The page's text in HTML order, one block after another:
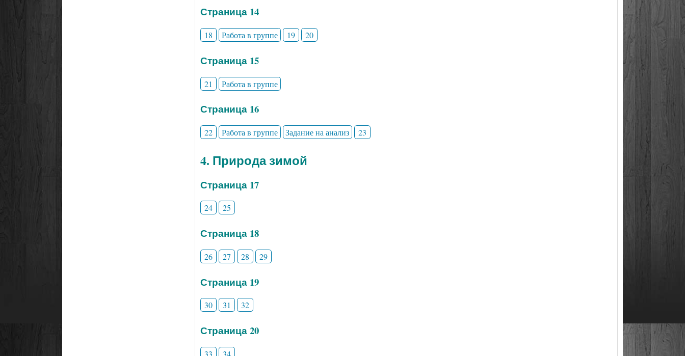
Страница 14
18 Работа в группе 19 20
Страница 15
21 Работа в группе
Страница 16
22 Работа в группе Задание на анализ 23
4. Природа зимой
Страница 17
24 25
Страница 18
26 27 28 29
Страница 19
30 31 32
Страница 20
33 34